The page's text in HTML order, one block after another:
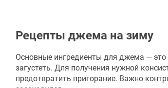
Рецепты джема на зиму
Основные ингредиенты для джема —
загустеть. Для получения нужной
предотвратить пригорание. Важно